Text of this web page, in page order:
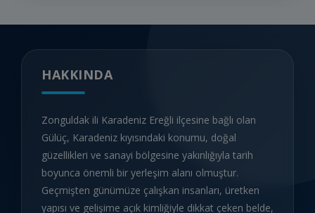
HAKKINDA
Zonguldak ili Karadeniz Ereğli ilçesine bağlı olan
Gülüç, Karadeniz kıyısındaki konumu, doğal
güzellikleri ve sanayi bölgesine yakınlığıyla tarih
boyunca önemli bir yerleşim alanı olmuştur.
Geçmişten günümüze çalışkan insanları, üretken
yapısı ve gelişime açık kimliğiyle dikkat çeken belde,